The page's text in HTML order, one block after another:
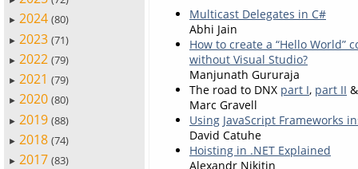
► 2024 (80)
► 2023 (71)
► 2022 (79)
► 2021 (79)
► 2020 (80)
► 2019 (88)
► 2018 (74)
► 2017 (83)
Multicast Delegates in C#
Abhi Jain
How to create a “Hello World”
without Visual Studio?
Manjunath Gururaja
The road to DNX part I, part II
Marc Gravell
Using JavaScript Frameworks
David Catuhe
Hoisting in .NET Explained
Alexandr Nikitin